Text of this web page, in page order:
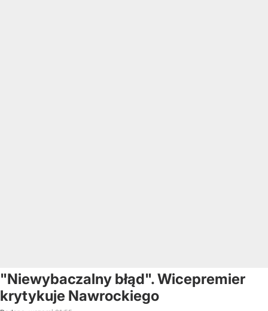
"Niewybaczalny błąd". Wicepremier
krytykuje Nawrockiego